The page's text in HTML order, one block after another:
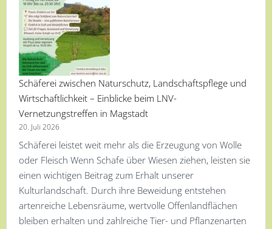
Schäferei zwischen Naturschutz, Landschaftspflege und
Wirtschaftlichkeit – Einblicke beim LNV-
Vernetzungstreffen in Magstadt
20. Juli 2026
Schäferei leistet weit mehr als die Erzeugung von Wolle
oder Fleisch Wenn Schafe über Wiesen ziehen, leisten sie
einen wichtigen Beitrag zum Erhalt unserer
Kulturlandschaft. Durch ihre Beweidung entstehen
artenreiche Lebensräume, wertvolle Offenlandflächen
bleiben erhalten und zahlreiche Tier- und Pflanzenarten